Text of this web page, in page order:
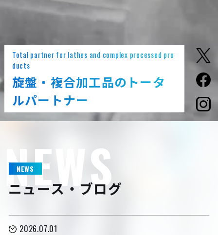
Total partner for lathes and complex processed pro
ducts
旋盤・複合加工品のトータ
ルパートナー
NEWS
NEWS
ニュース・ブログ
2026.07.01